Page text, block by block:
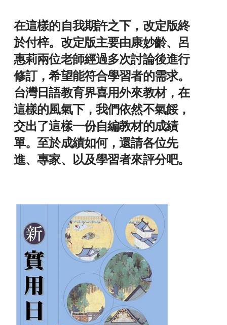
在這樣的自我期許之下，改定版終
於付梓。改定版主要由康妙齡、呂
惠莉兩位老師經過多次討論後進行
修訂，希望能符合學習者的需求。
台灣日語教育界喜用外來教材，在
這樣的風氣下，我們依然不氣餒，
交出了這樣一份自編教材的成績
單。至於成績如何，還請各位先
進、專家、以及學習者來評分吧。